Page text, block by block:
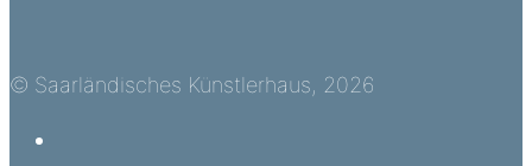
© Saarländisches Künstlerhaus, 2026